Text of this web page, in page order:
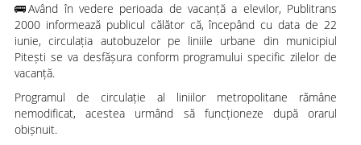
elevilor
🚌Având în vedere perioada de vacanță a elevilor, Publitrans
2000 informează publicul călător că, începând cu data de 22
iunie, circulația autobuzelor pe liniile urbane din municipiul
Pitești se va desfășura conform programului specific zilelor de
vacanță.
Programul de circulație al liniilor metropolitane rămâne
nemodificat, acestea urmând să funcționeze după orarul
obișnuit.